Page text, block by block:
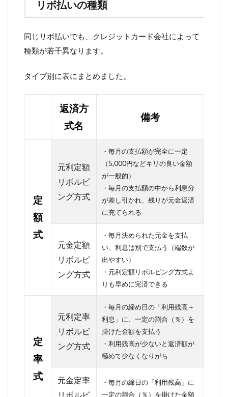
リボ払いの種類
同じリボ払いでも、クレジットカード会社によって
種類が若干異なります。
タイプ別に表にまとめました。
返済方
式名
備考
定
額
式
元利定額
リボルビ
ング方式
・毎月の支払額が完全に一定
（5,000円などキリの良い金額
が一般的）
・毎月の支払額の中から利息分
が差し引かれ、残りが元金返済
に充てられる
元金定額
リボルビ
ング方式
・毎月決められた元金を支払
い、利息は別で支払う（端数が
出やすい）
・元利定額リボルビング方式よ
りも早めに完済できる
定
率
式
元利定率
リボルビ
ング方式
・毎月の締め日の「利用残高＋
利息」に、一定の割合（％）を
掛けた金額を支払う
・ 利用残高が少ないと返済額が
極めて少なくなりがち
元金定率
リボルビ
・毎月の締日の「利用残高」に
一定の割合（％）を掛けた金額